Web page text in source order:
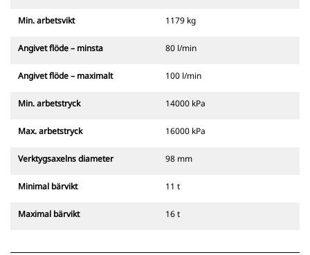
Min. arbetsvikt 1179 kg
Angivet flöde – minsta 80 l/min
Angivet flöde – maximalt 100 l/min
Min. arbetstryck 14000 kPa
Max. arbetstryck 16000 kPa
Verktygsaxelns diameter 98 mm
Minimal bärvikt 11 t
Maximal bärvikt 16 t